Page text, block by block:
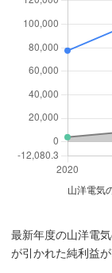
山洋電気
最新年度の山洋電
が引かれた純利益